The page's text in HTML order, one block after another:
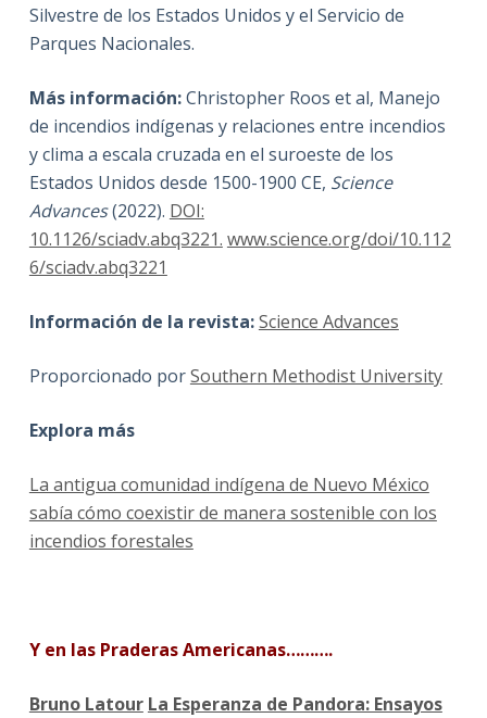
Silvestre de los Estados Unidos y el Servicio de
Parques Nacionales.
Más información:Christopher Roos et al, Manejo
de incendios indígenas y relaciones entre incendios
y clima a escala cruzada en el suroeste de los
Estados Unidos desde 1500-1900 CE, Science
Advances(2022). DOI:
10.1126/sciadv.abq3221. www.science.org/doi/10.112
6/sciadv.abq3221
Información de la revista:Science Advances
Proporcionado porSouthern Methodist University
Explora más
La antigua comunidad indígena de Nuevo México
sabía cómo coexistir de manera sostenible con los
incendios forestales
Y en las Praderas Americanas……….
Bruno Latour La Esperanza de Pandora: Ensayos